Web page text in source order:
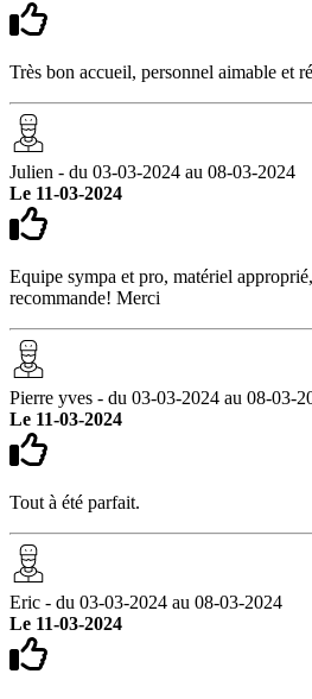
Très bon accueil, personnel aimable et
Julien - du 03-03-2024 au 08-03-2024
Le 11-03-2024
Equipe sympa et pro, matériel
recommande! Merci
Pierre yves - du 03-03-2024 au 08-03-
Le 11-03-2024
Tout à été parfait.
Eric - du 03-03-2024 au 08-03-2024
Le 11-03-2024